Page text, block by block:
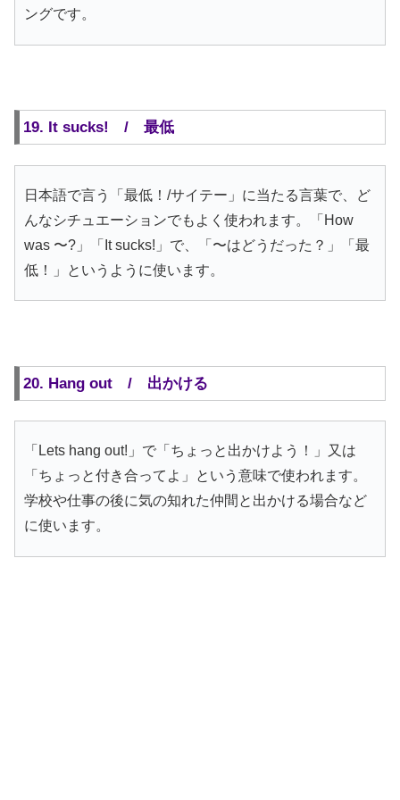
ングです。
19. It sucks! / 最低
日本語で言う「最低！/サイテー」に当たる言葉で、ど
んなシチュエーションでもよく使われます。「How
was 〜?」「It sucks!」で、「〜はどうだった？」「最
低！」というように使います。
20. Hang out / 出かける
「Lets hang out!」で「ちょっと出かけよう！」又は
「ちょっと付き合ってよ」という意味で使われます。
学校や仕事の後に気の知れた仲間と出かける場合など
に使います。